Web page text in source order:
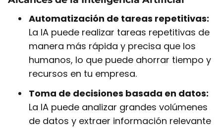
Automatización de tareas repetitivas:
La IA puede realizar tareas repetitivas de
manera más rápida y precisa que los
humanos, lo que puede ahorrar tiempo y
recursos en tu empresa.
Toma de decisiones basada en datos:
La IA puede analizar grandes volúmenes
de datos y extraer información relevante